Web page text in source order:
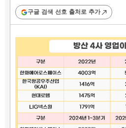
구글 검색 선호 출처로 추가